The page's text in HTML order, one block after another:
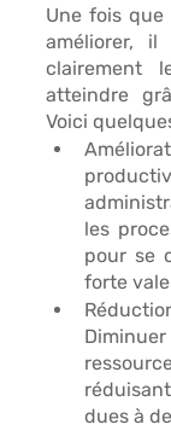
Une fois que
améliorer,
clairement
atteindre
Voici
les
pour se
forte
dues à